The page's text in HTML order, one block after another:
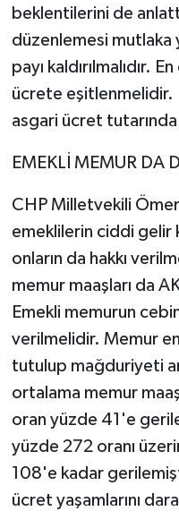
beklentilerini de
düzenlemesi mutlaka
payı kaldırılmalıdır.
ücrete eşitlenmelidir.
asgari ücret
EMEKLİ MEMUR DA
CHP Milletvekili
emeklilerin ciddi gelir
onların da hakkı
memur maaşları da
Emekli memurun
verilmelidir. Memur
tutulup mağduriyeti
ortalama memur
oran yüzde 41'e
yüzde 272 oranı
108'e kadar
ücret yaşamlarını